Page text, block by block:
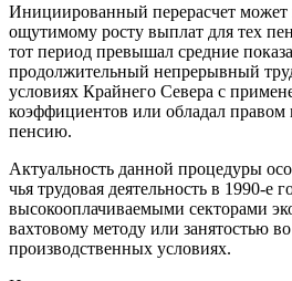
Инициированный перерасчет может
ощутимому росту выплат для тех
тот период превышал средние
продолжительный непрерывный
условиях Крайнего Севера с
коэффициентов или обладал
пенсию.
Актуальность данной процедуры
чья трудовая деятельность в 1990-е
высокооплачиваемыми секторами
вахтовому методу или занятостью
производственных условиях.